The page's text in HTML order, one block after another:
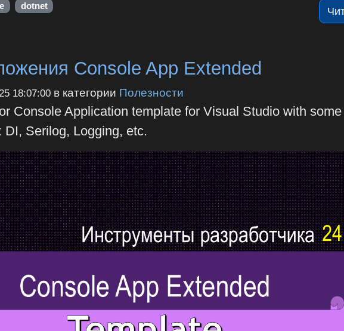
dotnet
Console App Extended
18:07:00в категории Полезности
Console Application template for Visual Studio with some
DI, Serilog, Logging, etc.